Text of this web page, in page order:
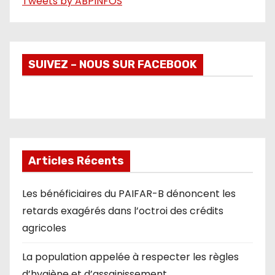
SUIVEZ – NOUS SUR FACEBOOK
Articles Récents
Les bénéficiaires du PAIFAR-B dénoncent les
retards exagérés dans l’octroi des crédits
agricoles
La population appelée à respecter les règles